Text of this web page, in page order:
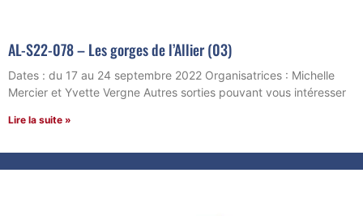
AL-S22-078 – Les gorges de l’Allier (03)
Dates : du 17 au 24 septembre 2022 Organisatrices : Michelle
Mercier et Yvette Vergne Autres sorties pouvant vous intéresser
Lire la suite »